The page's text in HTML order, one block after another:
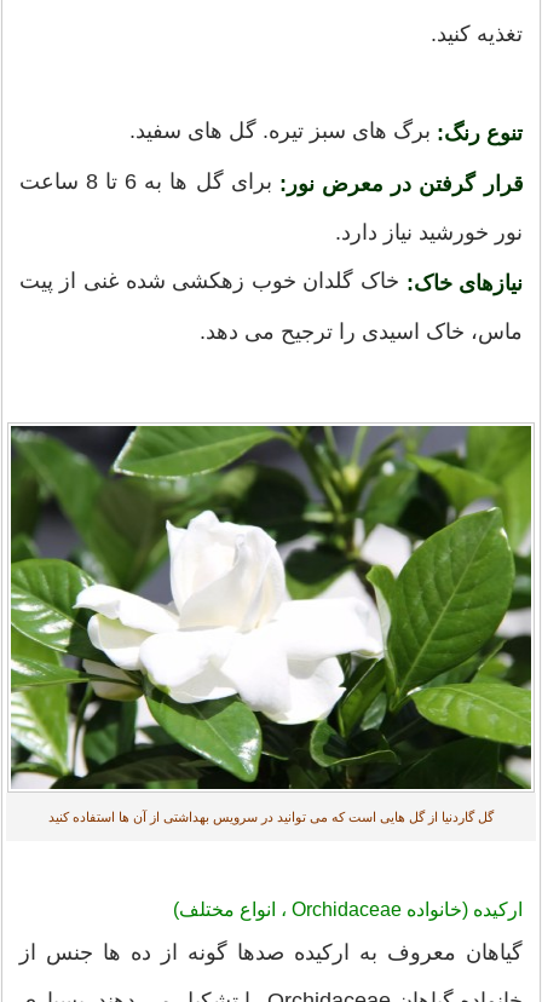
تغذیه کنید.
تنوع رنگ: برگ های سبز تیره. گل های سفید.
قرار گرفتن در معرض نور: برای گل ها به 6 تا 8 ساعت
نور خورشید نیاز دارد.
نیازهای خاک: خاک گلدان خوب زهکشی شده غنی از پیت
ماس، خاک اسیدی را ترجیح می دهد.
گل گاردنیا از گل هایی است که می توانید در سرویس بهداشتی از آن ها استفاده کنید
ارکیده (خانواده Orchidaceae ، انواع مختلف)
گیاهان معروف به ارکیده صدها گونه از ده ها جنس از